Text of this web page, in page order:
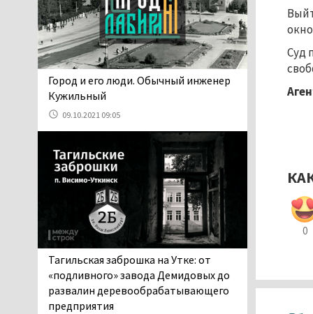
Суд
0
06.08.2026 13:02
В Нижнем Тагиле на три
дня запретят
электросамокаты
вошь». Родители 10-
пожаловались на кровососущих
паразитов, которые искусали их
ребёнка в детской больнице
Нижнего Тагила
05.08.2026 17:59
Директора уральского
предприятия по
производству дронов
«Упырь» подорвали в автомобиле
под Екатеринбургом
05.08.2026 17:05
​​​​​​​Город и его люди. Обычный инженер
Кужильный
09.10.2021 09:05
Тагильская заброшка на Утке: от
«подливного» завода Демидовых до
развалин деревообрабатывающего
предприятия